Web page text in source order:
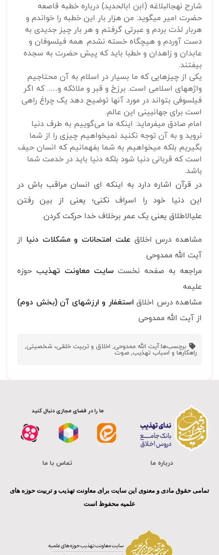
شارح نهج‎البلاغه (ابن ابالحدید) درباره خطبه قاصعه
حضرت امیر می‎گوید: من هزار بار این خطبه را خواندم و
هربار لذت بردم و عبرتی گرفتم و هر بار چیز جدیدی به
دست آوردم و هیچگاه خسته نشدم. همه فیلسوفان و
عابدان و زاهدان و خطبا باید که پیش حضرت به سجده
بیفتند.
یکی از چیزهایی که ما بسیار در اسلام به آن محتاجیم
واژه‎های اسلامی است. برزخ و قبر و ملائکه و….. که اگر
فیلسوفی بتواند در مورد آنها توضیح دهد یک چراغ راهی
است برای جهان‎بینی این عالم.
امام صادق می‎فرماید: اینکه ما می‌گوییم به طرف دنیا
نروید و به آن توجه نکنید نمی‎خواهیم چیزی را از شما
بگیریم بلکه می‎خواهیم به شما بفهمانیم که انسان حیف
است که قربانی دنیا شود بلکه دنیا باید در خدمت شما
باشد.
در قرآن اشاره دارد به اینکه ای انسان مراقب باش در
این دنیا خود را اسراف نکنی؛ یعنی از بین رفتن
علی‎الاطلاق یعنی یک عمر برخلاف خدا حرکت کردن.
مشاهده درس اخلاق علت امتحانات و مشکلات دنیا از
آیت الله ممدوحی
مراجعه به صفحه نخست سایت معاونت تهذیب حوزه
علیمه
مشاهده درس اخلاق استغفار و ارزشهای آن (بخش دوم)
از آیت الله ممدوحی
برچسب‌ها:آیت الله ممدوحی, اخلاق و تربیت خلقی، شخصیتی,
راهکارها و اسباب تهذیب, صوت
ما را در فضای مجازی دنبال کنید
درباره ما تماس با ما
تمامی حقوق مادی و معنوی این سایت برای معاونت تهذیب و تربیت حوزه های
علمیه محفوظ است